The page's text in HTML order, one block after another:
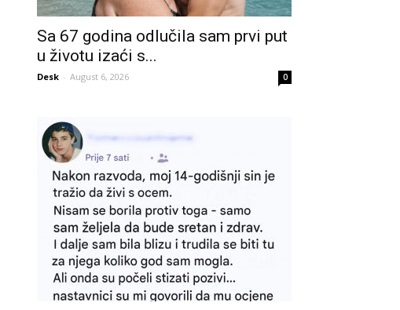
Sa 67 godina odlučila sam prvi put
u životu izaći s...
Desk - August 6, 2026 0